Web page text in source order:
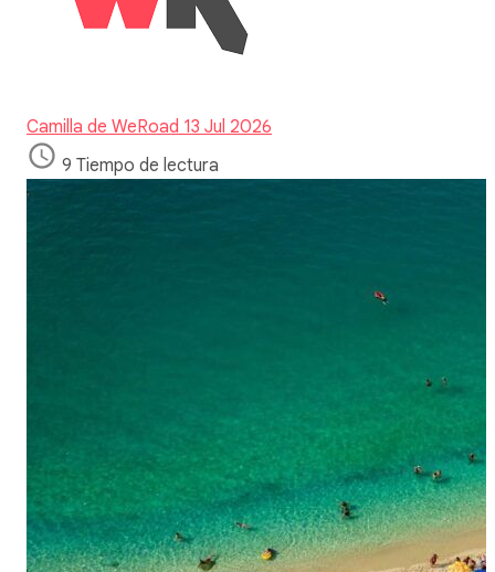
Camilla de WeRoad 13 Jul 2026
9 Tiempo de lectura